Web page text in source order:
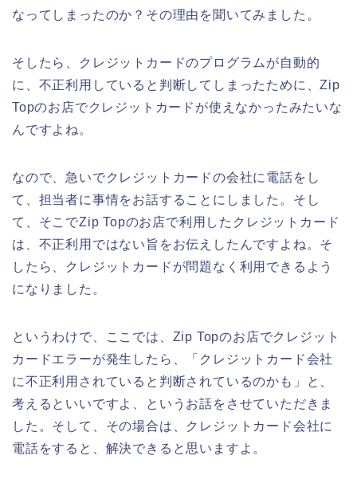
なってしまったのか？その理由を聞いてみました。
そしたら、クレジットカードのプログラムが自動的
に、不正利用していると判断してしまったために、Zip
Topのお店でクレジットカードが使えなかったみたいな
んですよね。
なので、急いでクレジットカードの会社に電話をし
て、担当者に事情をお話することにしました。そし
て、そこでZip Topのお店で利用したクレジットカード
は、不正利用ではない旨をお伝えしたんですよね。そ
したら、クレジットカードが問題なく利用できるよう
になりました。
というわけで、ここでは、Zip Topのお店でクレジット
カードエラーが発生したら、「クレジットカード会社
に不正利用されていると判断されているのかも」と、
考えるといいですよ、というお話をさせていただきま
した。そして、その場合は、クレジットカード会社に
電話をすると、解決できると思いますよ。